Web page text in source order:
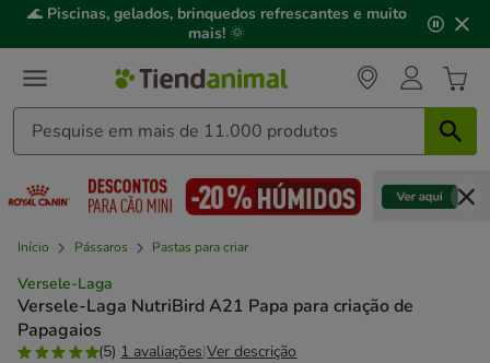
3,
mensagem,
🌊 Piscinas, gelados, brinquedos refrescantes e muito
mais! 🌞
Início Pássaros Pastas para criar
Versele-Laga
Versele-Laga NutriBird A21 Papa para criação de
Papagaios
(5) 1 avaliações|Ver descrição